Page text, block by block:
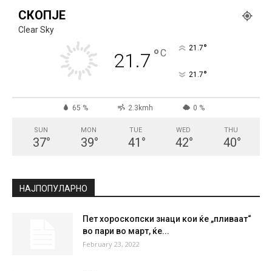
СКОПЈЕ
Clear Sky
21.7 °C 21.7°
21.7°
65 % 2.3kmh 0 %
SUN
37°
MON
39°
TUE
41 °
WED
42°
THU
40°
НАЈПОПУЛАРНО
Пет хороскопски знаци кои ќе „пливаат“
во пари во март, ќе...
February 23, 2022